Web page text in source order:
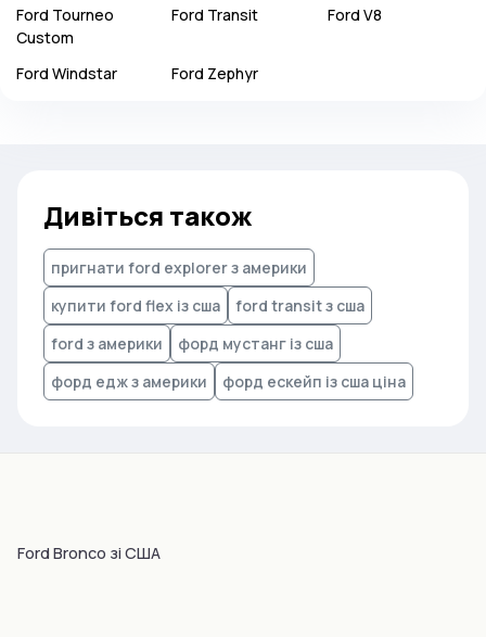
Ford Tourneo
Custom
Ford Transit Ford V8
Ford Windstar Ford Zephyr
Дивіться також
пригнати ford explorer з америки
купити ford flex із сша
ford transit з сша
ford з америки
форд мустанг із сша
форд едж з америки
форд ескейп із сша ціна
Ford Bronco зі США